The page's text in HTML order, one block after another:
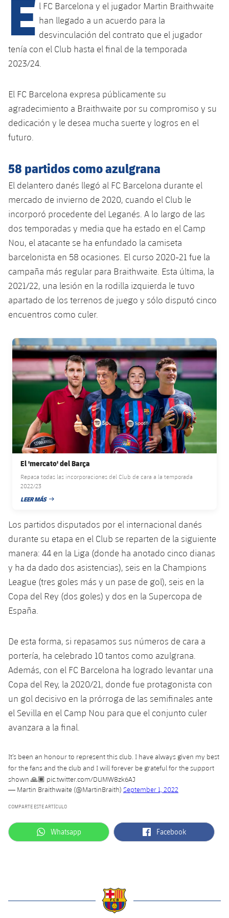
plusicon
más
Instalaciones
Barça Cafe
Ciutat Esportiva
La Masia
plusicon
más
Servicios Médicos
Accesibilidad
plusicon
más
Acreditaciones
Instalaciones
SUB13
SUB12
SUB11 B
SUB10 A
SUB9 A
SUB9 B
SUB8 A
SUB13 B
SUB12 C
Entradas
Gameday Shows
Clasificación
Jugadores
Historia
Palmarés
Base
Barça Atlètic
Junior
Cadete B
Mini
Campus Verano
PLUSICON
MÁS
Primer Equipo
plusicon
más
Calendario
Resultados
Clasificaciones
Jugadores
Fotos
Palmarés
plusicon
más
Actualidad
Resultados
Clasificaciones
Jugadores
Fotos
plusicon
más
Juvenil
Cadete A
Cadete B
Infantil A
Infantil B
Primer equipo
plusicon
más
Actualidad
Calendario
Entradas
Resultados
Clasificaciones
Fotos
Palmarés
Historia
Barça Atlètic
plusicon
más
Actualidad
Calendario
Resultados
Jugadores
Base
plusicon
más
Actualidad
Juvenil
Cadete
Alevín
Campus Verano
PLUSICON
MÁS
Primer equipo
plusicon
más
Actualidad
Calendario
Entradas
Resultados
Clasificaciones
Jugadores
Fotos
Palmarés
Barça Atlètic
Actualidad
Calendario
Resultados
Jugadores
Clasificaciones
Base
plusicon
más
Actualidad
Barça C
Junior
Infantil
Alevín
Campus Verano
PLUSICON
MÁS
Información general
plusicon
más
Noticias
Atletismo
plusicon
más
Actualidad
Masculino
Femenino
Agenda
Baloncesto en silla de ruedas
Actualidad
Jugadores
Calendario
Hockey sobre hielo
plusicon
más
Jugadores
Resultados
Clasificaciones
Hockey hierba
plusicon
más
Noticias
Hockey Hierba Femenino
Patinaje artístico
plusicon
más
Plantilla
Agenda
Rugby
Actualidad
Jugadores
Calendario
Clasificaciones
Voleibol
Noticias
Voleibol masculino
Voleibol femenino
Apúntate a las amateurs
Apúntate a las amateurs
Carnet de las Secciones Amateurs
League of Legends
VALORANT Rising
VALORANT Game Changers
eFootball
l FC Barcelona y el jugador Martin Braithwaite
han llegado a un acuerdo para la
desvinculación del contrato que el jugador
tenía con el Club hasta el final de la temporada
2023/24.
El FC Barcelona expresa públicamente su
agradecimiento a Braithwaite por su compromiso y su
dedicación y le desea mucha suerte y logros en el
futuro.
58 partidos como azulgrana
El delantero danés llegó al FC Barcelona durante el
mercado de invierno de 2020, cuando el Club le
incorporó procedente del Leganés. A lo largo de las
dos temporadas y media que ha estado en el Camp
Nou, el atacante se ha enfundado la camiseta
barcelonista en 58 ocasiones. El curso 2020-21 fue la
campaña más regular para Braithwaite. Esta última, la
2021/22, una lesión en la rodilla izquierda le tuvo
apartado de los terrenos de juego y sólo disputó cinco
encuentros como culer.
FC Barcelona club badge
El 'mercato' del Barça
Repasa todas las incorporaciones del Club de cara a la temporada
2022/23
LEER MÁS
FECHA DE PUBLICACIÓN
Los partidos disputados por el internacional danés
durante su etapa en el Club se reparten de la siguiente
manera: 44 en la Liga (donde ha anotado cinco dianas
y ha da dado dos asistencias), seis en la Champions
League (tres goles más y un pase de gol), seis en la
Copa del Rey (dos goles) y dos en la Supercopa de
España.
De esta forma, si repasamos sus números de cara a
portería, ha celebrado 10 tantos como azulgrana.
Además, con el FC Barcelona ha logrado levantar una
Copa del Rey, la 2020/21, donde fue protagonista con
un gol decisivo en la prórroga de las semifinales ante
el Sevilla en el Camp Nou para que el conjunto culer
avanzara a la final.
It’s been an honour to represent this club. I have always given my best
for the fans and the club and I will forever be grateful for the support
shown 🙏🏾 pic.twitter.com/DUMW8zk6AJ
— Martin Braithwaite (@MartinBraith) September 1, 2022
COMPARTE ESTE ARTÍCULO
label.aria.whatsapp
Whatsapp label.aria.facebook
Facebook